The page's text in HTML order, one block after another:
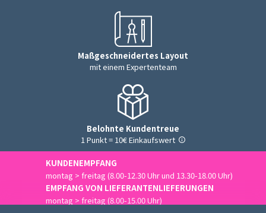
Maßgeschneidertes Layout
mit einem Expertenteam
Belohnte Kundentreue
1 Punkt = 10€ Einkaufswert
KUNDENEMPFANG
montag > freitag (8.00-12.30 Uhr und 13.30-18.00 Uhr)
EMPFANG VON LIEFERANTENLIEFERUNGEN
montag > freitag (8.00-15.00 Uhr)